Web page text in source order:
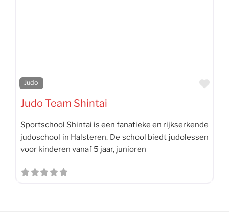
Judo
Judo Team Shintai
Sportschool Shintai is een fanatieke en rijkserkende
judoschool in Halsteren. De school biedt judolessen
voor kinderen vanaf 5 jaar, junioren